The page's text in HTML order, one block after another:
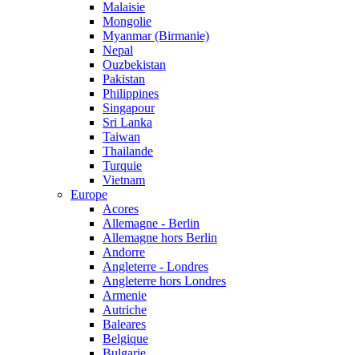
Malaisie
Mongolie
Myanmar (Birmanie)
Nepal
Ouzbekistan
Pakistan
Philippines
Singapour
Sri Lanka
Taiwan
Thailande
Turquie
Vietnam
Europe
Acores
Allemagne - Berlin
Allemagne hors Berlin
Andorre
Angleterre - Londres
Angleterre hors Londres
Armenie
Autriche
Baleares
Belgique